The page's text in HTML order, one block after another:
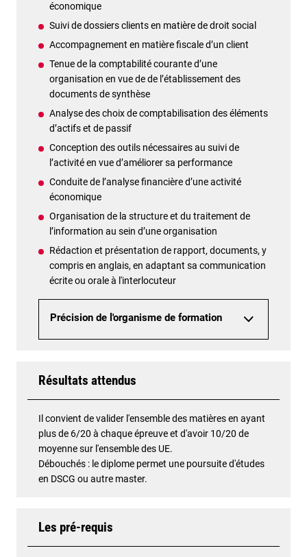
économique
Suivi de dossiers clients en matière de droit social
Accompagnement en matière fiscale d’un client
Tenue de la comptabilité courante d’une
organisation en vue de de l’établissement des
documents de synthèse
Analyse des choix de comptabilisation des éléments
d’actifs et de passif
Conception des outils nécessaires au suivi de
l’activité en vue d’améliorer sa performance
Conduite de l’analyse financière d’une activité
économique
Organisation de la structure et du traitement de
l’information au sein d’une organisation
Rédaction et présentation de rapport, documents, y
compris en anglais, en adaptant sa communication
écrite ou orale à l'interlocuteur
Précision de l'organisme de formation
Résultats attendus
Il convient de valider l'ensemble des matières en ayant
plus de 6/20 à chaque épreuve et d'avoir 10/20 de
moyenne sur l'ensemble des UE.
Débouchés : le diplome permet une poursuite d'études
en DSCG ou autre master.
Les pré-requis